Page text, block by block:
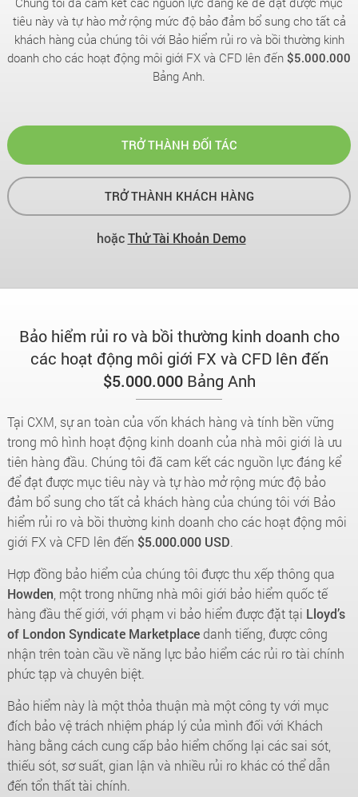
tiêu này và tự hào mở rộng mức độ bảo đảm bổ sung cho tất cả
khách hàng của chúng tôi với Bảo hiểm rủi ro và bồi thường kinh
doanh cho các hoạt động môi giới FX và CFD lên đến $5.000.000
Bảng Anh.
TRỞ THÀNH ĐỐI TÁC
TRỞ THÀNH KHÁCH HÀNG
hoặcThử Tài Khoản Demo
Bảo hiểm rủi ro và bồi thường kinh doanh cho
các hoạt động môi giới FX và CFD lên đến
$5.000.000Bảng Anh
Tại CXM, sự an toàn của vốn khách hàng và tính bền vững
trong mô hình hoạt động kinh doanh của nhà môi giới là ưu
tiên hàng đầu. Chúng tôi đã cam kết các nguồn lực đáng kể
để đạt được mục tiêu này và tự hào mở rộng mức độ bảo
đảm bổ sung cho tất cả khách hàng của chúng tôi với Bảo
hiểm rủi ro và bồi thường kinh doanh cho các hoạt động môi
giới FX và CFD lên đến $5.000.000 USD.
Hợp đồng bảo hiểm của chúng tôi được thu xếp thông qua
Howden , một trong những nhà môi giới bảo hiểm quốc tế
hàng đầu thế giới, với phạm vi bảo hiểm được đặt tại Lloyd’s
of London Syndicate Marketplacedanh tiếng, được công
nhận trên toàn cầu về năng lực bảo hiểm các rủi ro tài chính
phức tạp và chuyên biệt.
Bảo hiểm này là một thỏa thuận mà một công ty với mục
đích bảo vệ trách nhiệm pháp lý của mình đối với Khách
hàng bằng cách cung cấp bảo hiểm chống lại các sai sót,
thiếu sót, sơ suất, gian lận và nhiều rủi ro khác có thể dẫn
đến tổn thất tài chính.